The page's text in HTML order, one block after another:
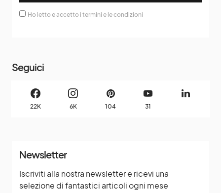
Ho letto e accetto i termini e le condizioni
Seguici
22K 6K 104 31
Newsletter
Iscriviti alla nostra newsletter e ricevi una
selezione di fantastici articoli ogni mese